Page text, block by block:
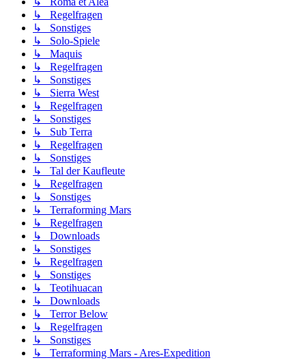
↳ Regelfragen
↳ Sonstiges
↳ Solo-Spiele
↳ Maquis
↳ Regelfragen
↳ Sonstiges
↳ Sierra West
↳ Regelfragen
↳ Sonstiges
↳ Sub Terra
↳ Regelfragen
↳ Sonstiges
↳ Tal der Kaufleute
↳ Regelfragen
↳ Sonstiges
↳ Terraforming Mars
↳ Regelfragen
↳ Downloads
↳ Sonstiges
↳ Regelfragen
↳ Sonstiges
↳ Teotihuacan
↳ Downloads
↳ Terror Below
↳ Regelfragen
↳ Sonstiges
↳ Terraforming Mars - Ares-Expedition